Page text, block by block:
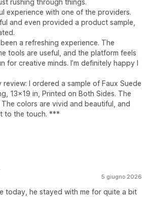
rushing through things.
experience with one of the providers.
and even provided a product sample,
a refreshing experience. The
tools are useful, and the platform feels
for creative minds. I’m definitely happy I
I ordered a sample of Faux Suede
13x19 in, Printed on Both Sides. The
colors are vivid and beautiful, and
to the touch. ***
5 giugno 2026
today, he stayed with me for quite a bit